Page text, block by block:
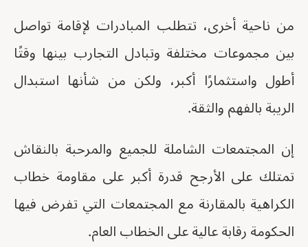
من ناحية أخرى، تتطلب المبادرات لإقامة تواصل
بين مجموعات مختلفة وتبادل التجارب بينها وقتًا
أطول واستثمارًا أكبر، ولكن من شأنها استبدال
الريبة بالفهم والثقة.
إن المجتمعات الشاملة للجميع والمرحبة بالنقاش
تمتلك على الأرجح قدرة أكبر على مقاومة خطاب
الكراهية بالمقارنة مع المجتمعات التي تفرض فيها
الحكومة رقابة عالية على الخطاب العام.